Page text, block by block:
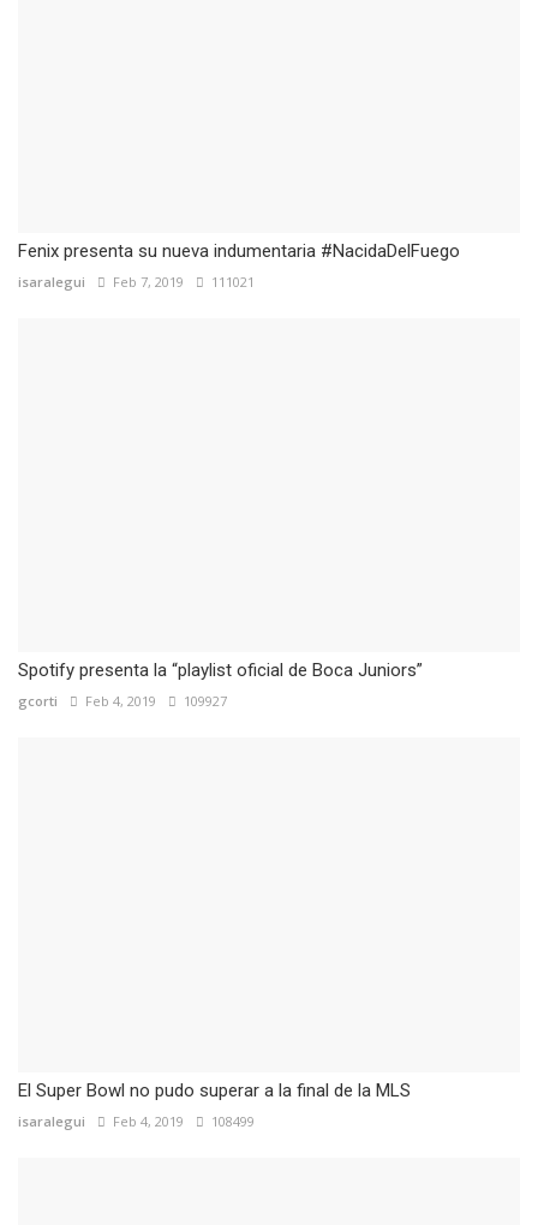
Fenix presenta su nueva indumentaria #NacidaDelFuego
isaralegui Feb 7, 2019 111021
Spotify presenta la “playlist oficial de Boca Juniors”
gcorti Feb 4, 2019 109927
El Super Bowl no pudo superar a la final de la MLS
isaralegui Feb 4, 2019 108499